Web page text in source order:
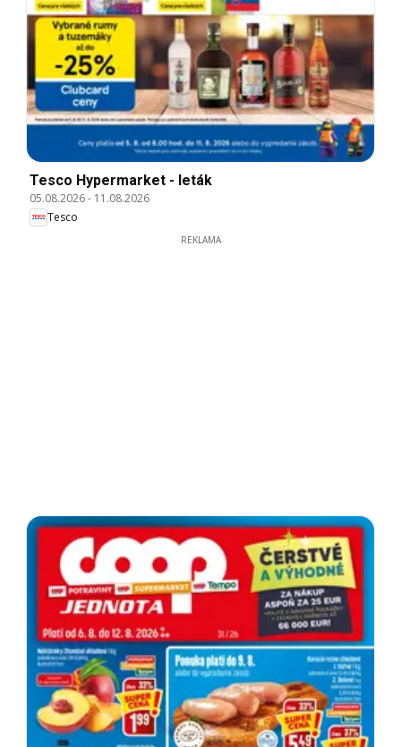
Tesco Hypermarket - leták
05.08.2026- 11.08.2026
Tesco
REKLAMA